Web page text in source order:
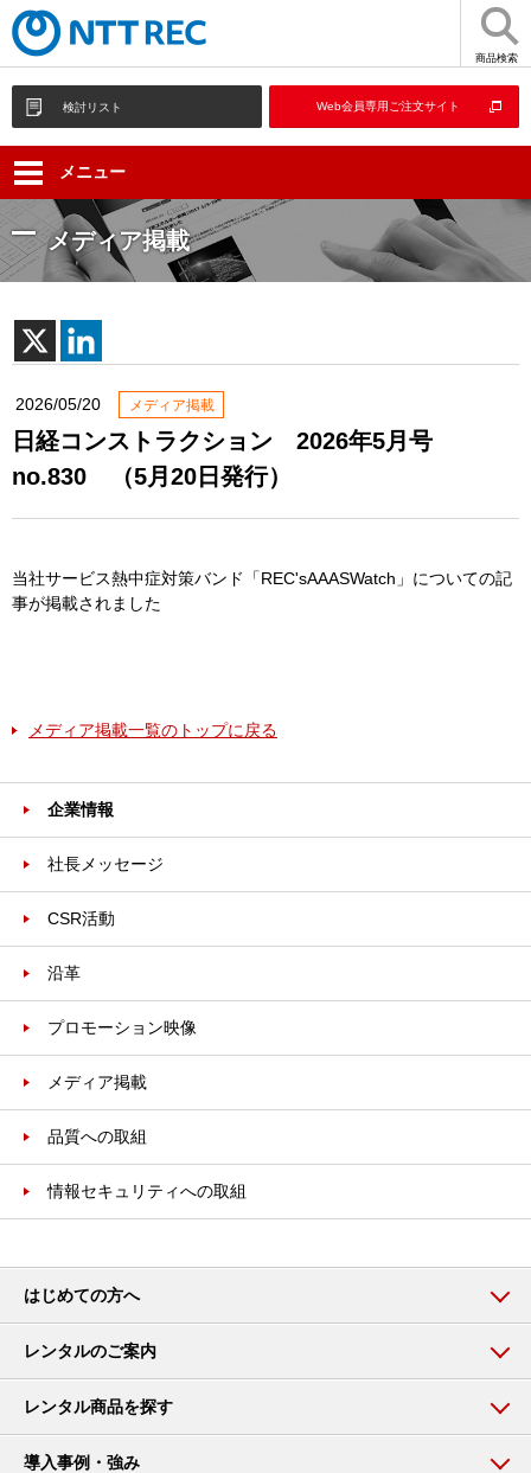
商品検索
検討リスト Web会員専用ご注文サイト
メニュー
メディア掲載
2026/05/20 メディア掲載
日経コンストラクション 2026年5月号
no.830 （5月20日発行）
当社サービス熱中症対策バンド「REC'sAAASWatch」についての記
事が掲載されました
メディア掲載一覧のトップに戻る
企業情報
社長メッセージ
CSR活動
沿革
プロモーション映像
メディア掲載
品質への取組
情報セキュリティへの取組
はじめての方へ
レンタルのご案内
レンタル商品を探す
導入事例・強み